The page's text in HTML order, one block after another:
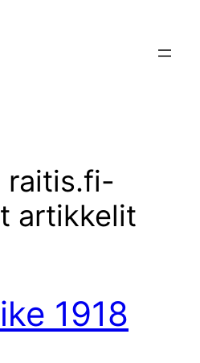
raitis.fi-
artikkelit
1918